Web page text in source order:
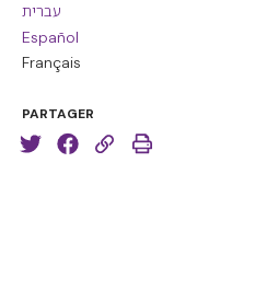
עברית
Español
Français
PARTAGER